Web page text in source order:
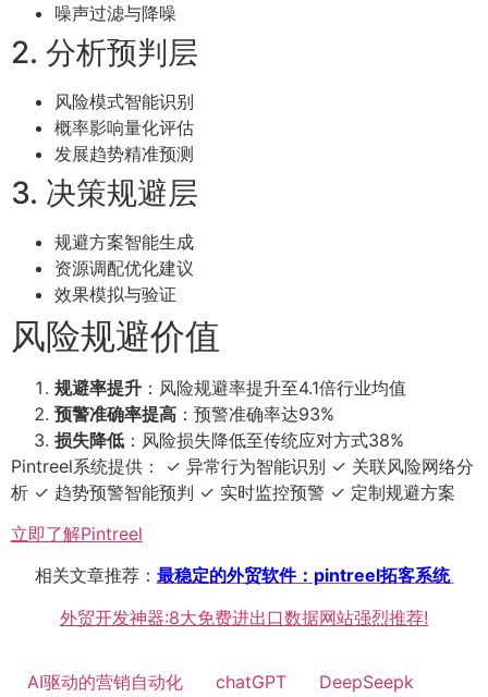
噪声过滤与降噪
2. 分析预判层
风险模式智能识别
概率影响量化评估
发展趋势精准预测
3. 决策规避层
规避方案智能生成
资源调配优化建议
效果模拟与验证
风险规避价值
规避率提升 ：风险规避率提升至4.1倍行业均值
预警准确率提高 ：预警准确率达93%
损失降低 ：风险损失降低至传统应对方式38%
Pintreel系统提供： ✓ 异常行为智能识别 ✓ 关联风险网络分
析 ✓ 趋势预警智能预判 ✓ 实时监控预警 ✓ 定制规避方案
立即了解Pintreel
相关文章推荐： 最稳定的外贸软件：pintreel拓客系统
外贸开发神器:8大免费进出口数据网站强烈推荐!
AI驱动的营销自动化 chatGPT DeepSeepk